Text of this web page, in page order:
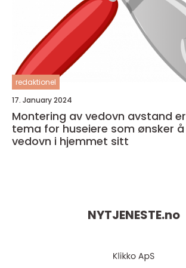
redaktionel
17. January 2024
Montering av vedovn avstand
tema for huseiere som ønsker
vedovn i hjemmet sitt
NYTJENESTE.no